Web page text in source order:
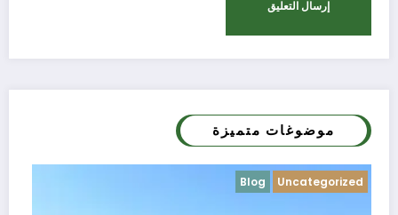
موضوغات متميزة
Blog Uncategorized